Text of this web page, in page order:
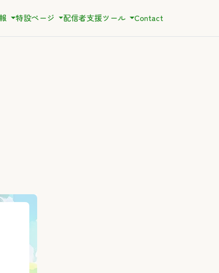
特設ページ 配信者支援ツール Contact